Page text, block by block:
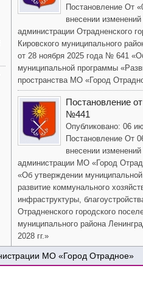
Постановление От
внесении
администрации Отрадненского
Кировского муниципального
от 28 ноября 2025 года № 641
муниципальной программы
пространства МО «Город
Постановление
№441
Опубликовано: 06
Постановление От
внесении
администрации МО «Город
«Об утверждении
развитие коммунального
инфраструктуры,
Отрадненского городского
муниципального района
2028 гг.»
МО «Город Отрадное»